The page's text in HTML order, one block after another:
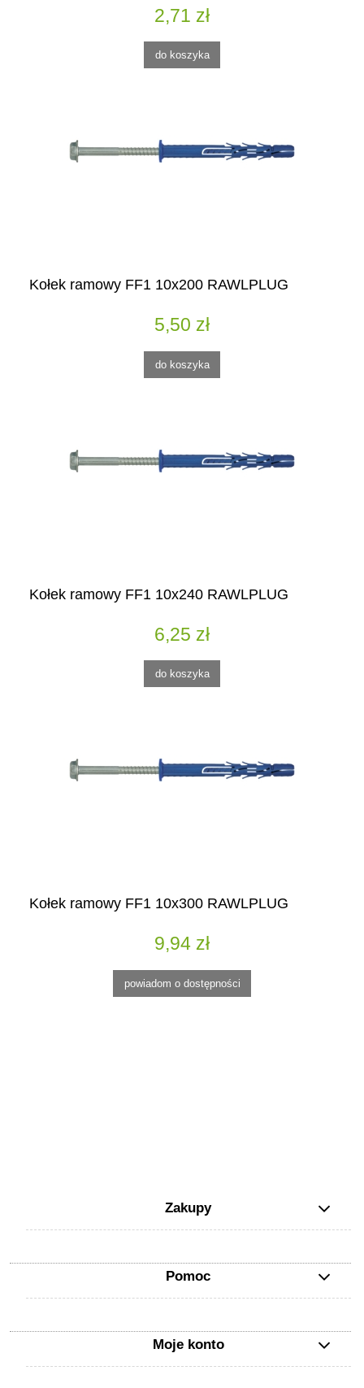
2,71 zł
do koszyka
Kołek ramowy FF1 10x200 RAWLPLUG
5,50 zł
do koszyka
Kołek ramowy FF1 10x240 RAWLPLUG
6,25 zł
do koszyka
Kołek ramowy FF1 10x300 RAWLPLUG
9,94 zł
powiadom o dostępności
Zakupy
Pomoc
Moje konto